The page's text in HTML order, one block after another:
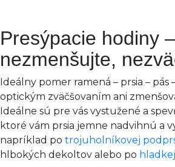
Presýpacie hodiny –
nezmenšujte,
Ideálny pomer ramená – prsia – pás
optickým zväčšovaním ani
Ideálne sú pre vás vystužené a
ktoré vám prsia jemne nadvihnú a
napríklad po trojuholníkovej
hlbokých dekoltov alebo po